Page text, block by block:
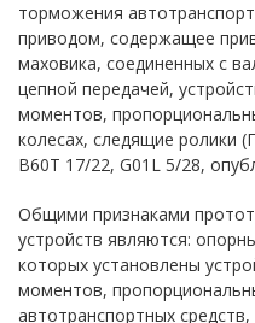
торможения
приводом, содержащее
маховика, соединенных с
цепной передачей,
моментов,
колесах, следящие
В60Т 17/22, G01L 5/28,
Общими признаками
устройств являются:
которых установлены
моментов,
автотранспортных